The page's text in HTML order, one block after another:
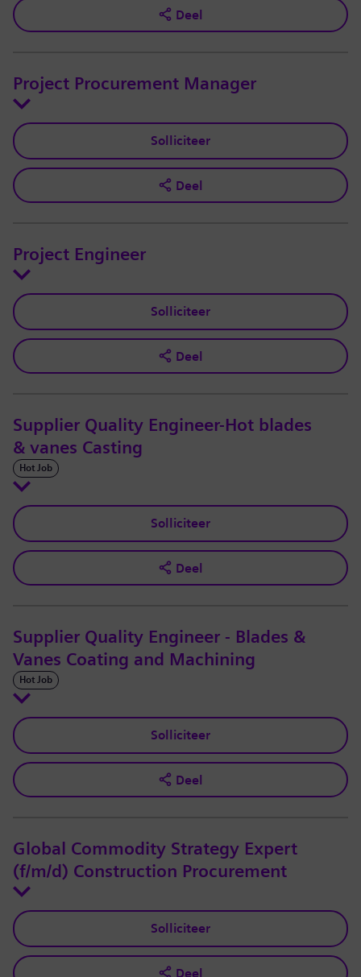
Deel
Project Procurement Manager
Solliciteer
Deel
Project Engineer
Solliciteer
Deel
Supplier Quality Engineer-Hot blades
& vanes Casting
Hot Job
Solliciteer
Deel
Supplier Quality Engineer - Blades &
Vanes Coating and Machining
Hot Job
Solliciteer
Deel
Global Commodity Strategy Expert
(f/m/d) Construction Procurement
Solliciteer
Deel